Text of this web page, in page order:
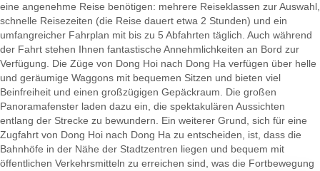
eine angenehme Reise benötigen: mehrere Reiseklassen zur Auswahl,
schnelle Reisezeiten (die Reise dauert etwa 2 Stunden) und ein
umfangreicher Fahrplan mit bis zu 5 Abfahrten täglich. Auch während
der Fahrt stehen Ihnen fantastische Annehmlichkeiten an Bord zur
Verfügung. Die Züge von Dong Hoi nach Dong Ha verfügen über helle
und geräumige Waggons mit bequemen Sitzen und bieten viel
Beinfreiheit und einen großzügigen Gepäckraum. Die großen
Panoramafenster laden dazu ein, die spektakulären Aussichten
entlang der Strecke zu bewundern. Ein weiterer Grund, sich für eine
Zugfahrt von Dong Hoi nach Dong Ha zu entscheiden, ist, dass die
Bahnhöfe in der Nähe der Stadtzentren liegen und bequem mit
öffentlichen Verkehrsmitteln zu erreichen sind, was die Fortbewegung